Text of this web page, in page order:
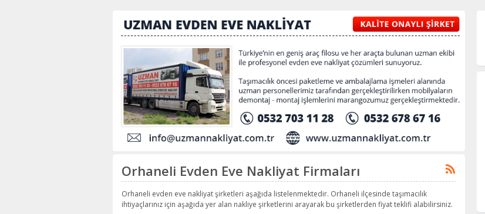
Orhaneli Evden Eve Nakliyat Firmaları
Orhaneli evden eve nakliyat şirketleri aşağıda listelenmektedir. Orhaneli ilçesinde taşımacılık
ihtiyaçlarınız için aşağıda yer alan nakliye şirketlerini arayarak bu şirketlerden fiyat teklifi alabilirsiniz.